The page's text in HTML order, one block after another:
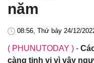
năm
08:56, Thứ bảy 24/12/
( PHUNUTODAY ) -
càng tinh vi vì vậy